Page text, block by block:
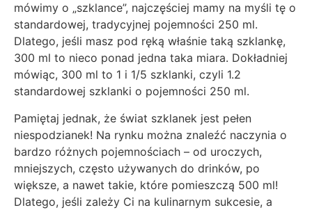
mówimy o „szklance”, najczęściej mamy na myśli tę o
standardowej, tradycyjnej pojemności 250 ml.
Dlatego, jeśli masz pod ręką właśnie taką szklankę,
300 ml to nieco ponad jedna taka miara. Dokładniej
mówiąc, 300 ml to 1 i 1/5 szklanki, czyli 1.2
standardowej szklanki o pojemności 250 ml.
Pamiętaj jednak, że świat szklanek jest pełen
niespodzianek! Na rynku można znaleźć naczynia o
bardzo różnych pojemnościach – od uroczych,
mniejszych, często używanych do drinków, po
większe, a nawet takie, które pomieszczą 500 ml!
Dlatego, jeśli zależy Ci na kulinarnym sukcesie, a